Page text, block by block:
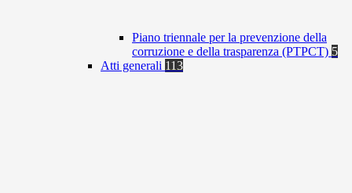
Piano triennale per la prevenzione della
corruzione e della trasparenza (PTPCT) 5
Atti generali 113